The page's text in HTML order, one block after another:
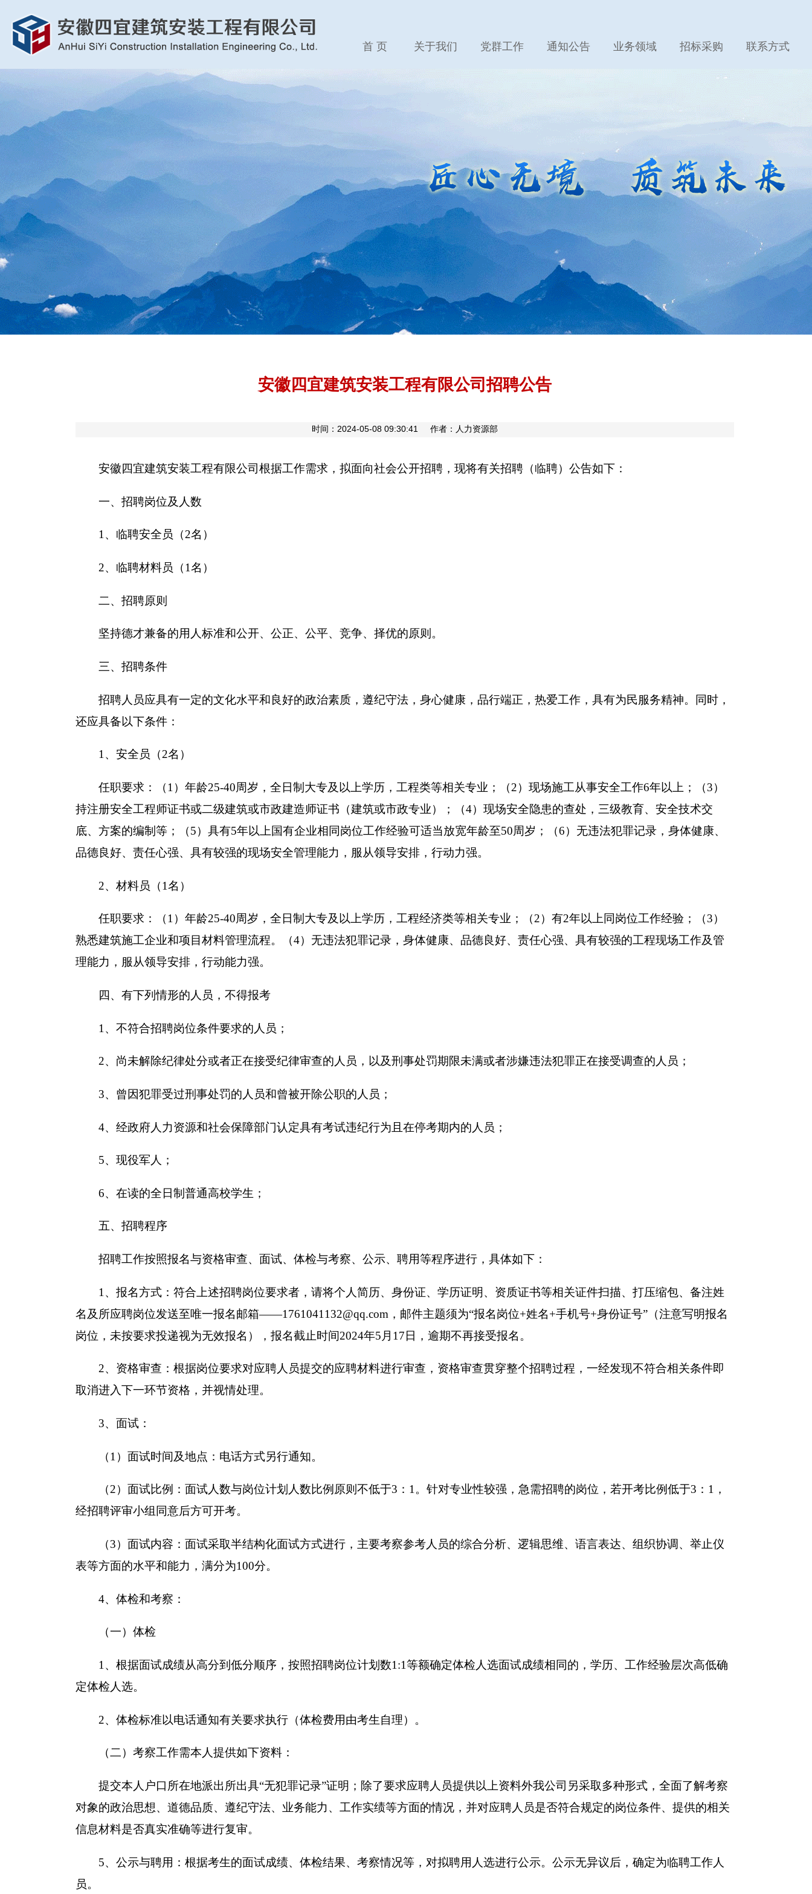
首 页 关于我们 党群工作 通知公告 业务领域 招标采购 联系方式
安徽四宜建筑安装工程有限公司招聘公告
时间：2024-05-08 09:30:41 作者：人力资源部
安徽四宜建筑安装工程有限公司根据工作需求，拟面向社会公开招聘，现将有关招聘（临聘）公告如下：
一、招聘岗位及人数
1、临聘安全员（2名）
2、临聘材料员（1名）
二、招聘原则
坚持德才兼备的用人标准和公开、公正、公平、竞争、择优的原则。
三、招聘条件
招聘人员应具有一定的文化水平和良好的政治素质，遵纪守法，身心健康，品行端正，热爱工作，具有为民服务精神。同时，
还应具备以下条件：
1、安全员（2名）
任职要求：（1）年龄25-40周岁，全日制大专及以上学历，工程类等相关专业；（2）现场施工从事安全工作6年以上；（3）
持注册安全工程师证书或二级建筑或市政建造师证书（建筑或市政专业）；（4）现场安全隐患的查处，三级教育、安全技术交
底、方案的编制等；（5）具有5年以上国有企业相同岗位工作经验可适当放宽年龄至50周岁；（6）无违法犯罪记录，身体健康、
品德良好、责任心强、具有较强的现场安全管理能力，服从领导安排，行动力强。
2、材料员（1名）
任职要求：（1）年龄25-40周岁，全日制大专及以上学历，工程经济类等相关专业；（2）有2年以上同岗位工作经验；（3）
熟悉建筑施工企业和项目材料管理流程。（4）无违法犯罪记录，身体健康、品德良好、责任心强、具有较强的工程现场工作及管
理能力，服从领导安排，行动能力强。
四、有下列情形的人员，不得报考
1、不符合招聘岗位条件要求的人员；
2、尚未解除纪律处分或者正在接受纪律审查的人员，以及刑事处罚期限未满或者涉嫌违法犯罪正在接受调查的人员；
3、曾因犯罪受过刑事处罚的人员和曾被开除公职的人员；
4、经政府人力资源和社会保障部门认定具有考试违纪行为且在停考期内的人员；
5、现役军人；
6、在读的全日制普通高校学生；
五、招聘程序
招聘工作按照报名与资格审查、面试、体检与考察、公示、聘用等程序进行，具体如下：
1、报名方式：符合上述招聘岗位要求者，请将个人简历、身份证、学历证明、资质证书等相关证件扫描、打压缩包、备注姓
名及所应聘岗位发送至唯一报名邮箱——1761041132@qq.com，邮件主题须为“报名岗位+姓名+手机号+身份证号”（注意写明报名
岗位，未按要求投递视为无效报名），报名截止时间2024年5月17日，逾期不再接受报名。
2、资格审查：根据岗位要求对应聘人员提交的应聘材料进行审查，资格审查贯穿整个招聘过程，一经发现不符合相关条件即
取消进入下一环节资格，并视情处理。
3、面试：
（1）面试时间及地点：电话方式另行通知。
（2）面试比例：面试人数与岗位计划人数比例原则不低于3：1。针对专业性较强，急需招聘的岗位，若开考比例低于3：1，
经招聘评审小组同意后方可开考。
（3）面试内容：面试采取半结构化面试方式进行，主要考察参考人员的综合分析、逻辑思维、语言表达、组织协调、举止仪
表等方面的水平和能力，满分为100分。
4、体检和考察：
（一）体检
1、根据面试成绩从高分到低分顺序，按照招聘岗位计划数1:1等额确定体检人选面试成绩相同的，学历、工作经验层次高低确
定体检人选。
2、体检标准以电话通知有关要求执行（体检费用由考生自理）。
（二）考察工作需本人提供如下资料：
提交本人户口所在地派出所出具“无犯罪记录”证明；除了要求应聘人员提供以上资料外我公司另采取多种形式，全面了解考察
对象的政治思想、道德品质、遵纪守法、业务能力、工作实绩等方面的情况，并对应聘人员是否符合规定的岗位条件、提供的相关
信息材料是否真实准确等进行复审。
5、公示与聘用：根据考生的面试成绩、体检结果、考察情况等，对拟聘用人选进行公示。公示无异议后，确定为临聘工作人
员。